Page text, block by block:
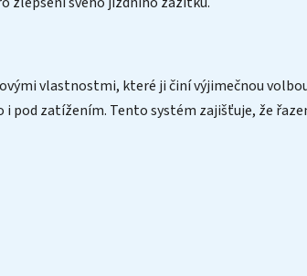
vlastnostmi, které ji činí výjimečnou
pod zatížením. Tento systém zajišťuje, že